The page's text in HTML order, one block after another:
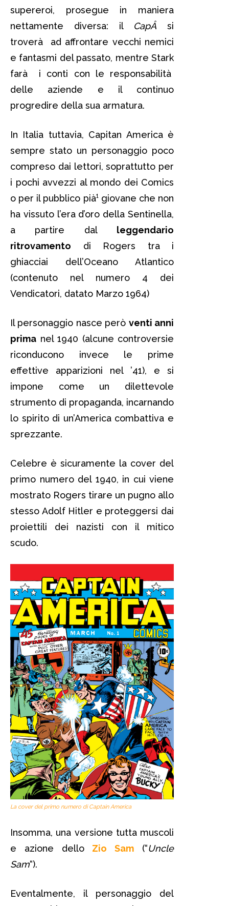
supereroi, prosegue in maniera
nettamente diversa: il CapÂ si
troverà ad affrontare vecchi nemici
e fantasmi del passato, mentre Stark
farà i conti con le responsabilità
delle aziende e il continuo
progredire della sua armatura.
In Italia tuttavia, Capitan America è
sempre stato un personaggio poco
compreso dai lettori, soprattutto per
i pochi avvezzi al mondo dei Comics
o per il pubblico pià¹ giovane che non
ha vissuto l’era d’oro della Sentinella,
a partire dal leggendario
ritrovamento di Rogers tra i
ghiacciai dell’Oceano Atlantico
(contenuto nel numero 4 dei
Vendicatori, datato Marzo 1964)
Il personaggio nasce però venti anni
prima nel 1940 (alcune controversie
riconducono invece le prime
effettive apparizioni nel ’41), e si
impone come un dilettevole
strumento di propaganda, incarnando
lo spirito di un’America combattiva e
sprezzante.
Celebre è sicuramente la cover del
primo numero del 1940, in cui viene
mostrato Rogers tirare un pugno allo
stesso Adolf Hitler e proteggersi dai
proiettili dei nazisti con il mitico
scudo.
La cover del primo numero di Captain America
Insomma, una versione tutta muscoli
e azione dello Zio Sam (“Uncle
Sam“).
Eventalmente, il personaggio del